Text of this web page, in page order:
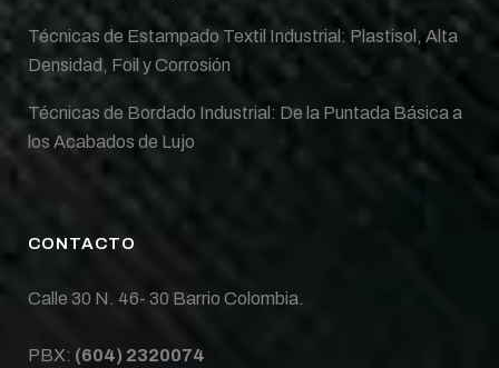
Técnicas de Estampado Textil Industrial: Plastisol, Alta
Densidad, Foil y Corrosión
Técnicas de Bordado Industrial: De la Puntada Básica a
los Acabados de Lujo
CONTACTO
Calle 30 N. 46- 30 Barrio Colombia.
PBX: (604) 2320074